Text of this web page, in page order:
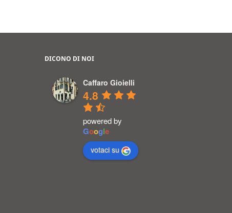
DICONO DI NOI
Caffaro Gioielli
4.8
powered by
Google
votaci su